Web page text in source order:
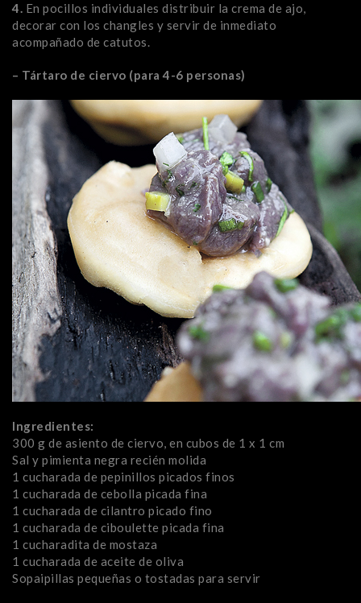
4. En pocillos individuales distribuir la crema de ajo,
decorar con los changles y servir de inmediato
acompañado de catutos.
– Tártaro de ciervo (para 4-6 personas)
Ingredientes:
300 g de asiento de ciervo, en cubos de 1 x 1 cm
Sal y pimienta negra recién molida
1 cucharada de pepinillos picados finos
1 cucharada de cebolla picada fina
1 cucharada de cilantro picado fino
1 cucharada de ciboulette picada fina
1 cucharadita de mostaza
1 cucharada de aceite de oliva
Sopaipillas pequeñas o tostadas para servir